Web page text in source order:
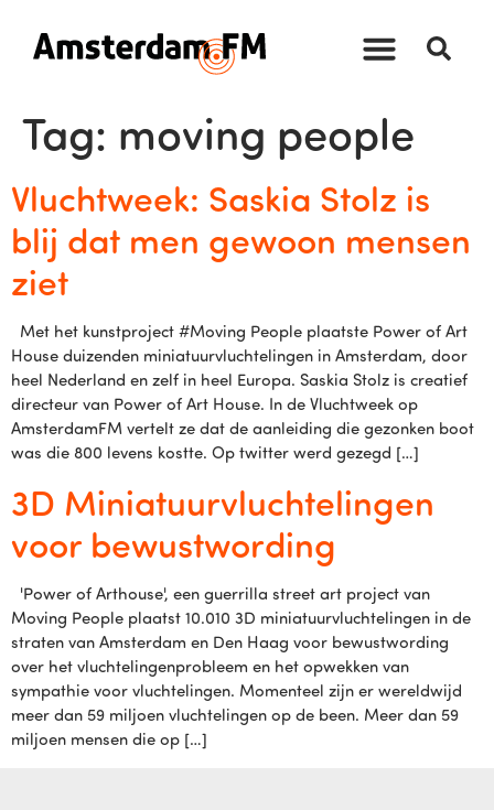
Tag: moving people
Vluchtweek: Saskia Stolz is
blij dat men gewoon mensen
ziet
Met het kunstproject #Moving People plaatste Power of Art
House duizenden miniatuurvluchtelingen in Amsterdam, door
heel Nederland en zelf in heel Europa. Saskia Stolz is creatief
directeur van Power of Art House. In de Vluchtweek op
AmsterdamFM vertelt ze dat de aanleiding die gezonken boot
was die 800 levens kostte. Op twitter werd gezegd […]
3D Miniatuurvluchtelingen
voor bewustwording
'Power of Arthouse', een guerrilla street art project van
Moving People plaatst 10.010 3D miniatuurvluchtelingen in de
straten van Amsterdam en Den Haag voor bewustwording
over het vluchtelingenprobleem en het opwekken van
sympathie voor vluchtelingen. Momenteel zijn er wereldwijd
meer dan 59 miljoen vluchtelingen op de been. Meer dan 59
miljoen mensen die op […]